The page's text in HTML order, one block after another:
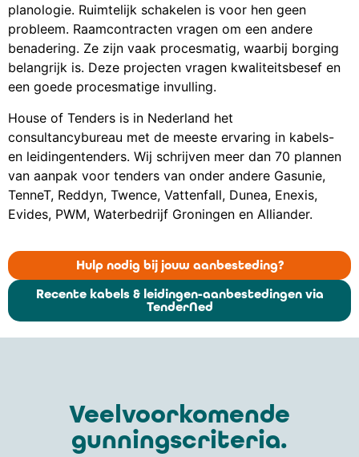
planologie. Ruimtelijk schakelen is voor hen geen
probleem. Raamcontracten vragen om een andere
benadering. Ze zijn vaak procesmatig, waarbij borging
belangrijk is. Deze projecten vragen kwaliteitsbesef en
een goede procesmatige invulling.
House of Tenders is in Nederland het
consultancybureau met de meeste ervaring in kabels-
en leidingentenders. Wij schrijven meer dan 70 plannen
van aanpak voor tenders van onder andere Gasunie,
TenneT, Reddyn, Twence, Vattenfall, Dunea, Enexis,
Evides, PWM, Waterbedrijf Groningen en Alliander.
Hulp nodig bij jouw aanbesteding?
Recente kabels & leidingen-aanbestedingen via
TenderNed
Veelvoorkomende
gunningscriteria.